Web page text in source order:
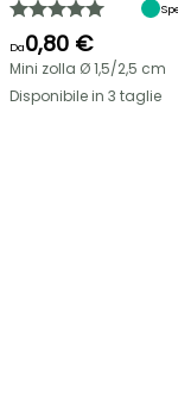
Da0,80 €
Mini zolla Ø 1,5/2,5 cm
Disponibile in 3 taglie